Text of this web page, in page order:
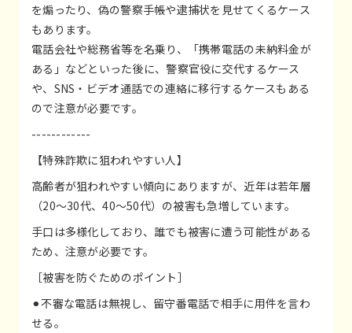
を煽ったり、偽の警察手帳や逮捕状を見せてくるケース
もあります。
電話会社や総務省等を名乗り、「携帯電話の未納料金が
ある」などといった後に、警察官役に交代するケース
や、SNS・ビデオ通話での連絡に移行するケースもある
ので注意が必要です。
------------
【特殊詐欺に狙われやすい人】
高齢者が狙われやすい傾向にありますが、近年は若年層
（20〜30代、40〜50代）の被害も急増しています。
手口は多様化しており、誰でも被害に遭う可能性がある
ため、注意が必要です。
［被害を防ぐためのポイント］
⚫︎不審な電話は無視し、留守番電話で相手に用件を言わ
せる。